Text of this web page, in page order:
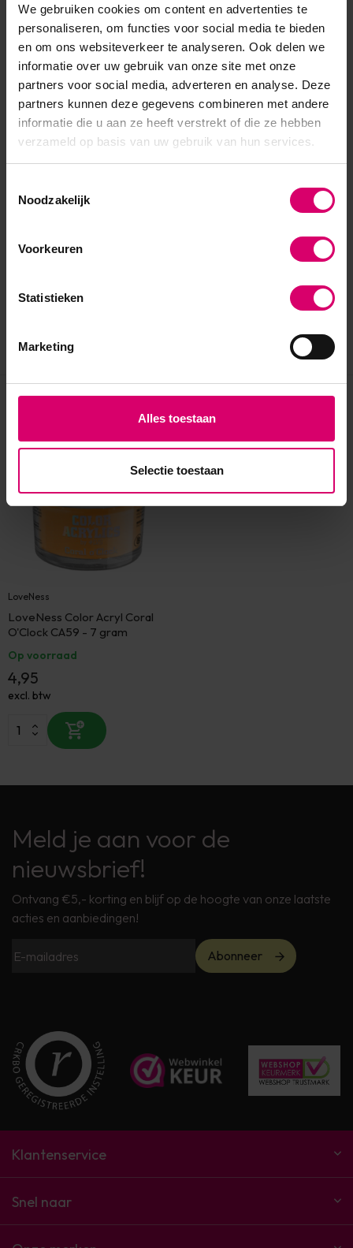
We gebruiken cookies om content en advertenties te
personaliseren, om functies voor social media te bieden
en om ons websiteverkeer te analyseren. Ook delen we
informatie over uw gebruik van onze site met onze
partners voor social media, adverteren en analyse. Deze
partners kunnen deze gegevens combineren met andere
informatie die u aan ze heeft verstrekt of die ze hebben
verzameld op basis van uw gebruik van hun services.
Noodzakelijk
Voorkeuren
Statistieken
Marketing
Alles toestaan
Selectie toestaan
Artikelnummer 47416
SKU 598952
LoveNess
LoveNess Color Acryl Coral
O'Clock CA59 - 7 gram
Op voorraad
4,95
excl. btw
Meld je aan voor de
nieuwsbrief!
Ontvang €5,- korting en blijf op de hoogte van onze laatste
acties en aanbiedingen!
Abonneer
Klantenservice
Snel naar